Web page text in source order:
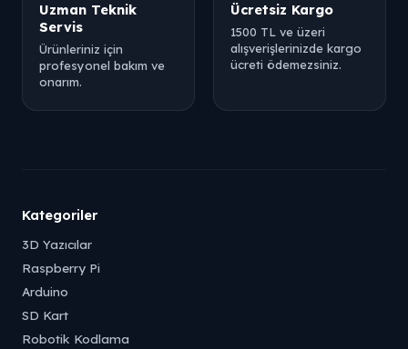
Uzman Teknik
Servis
Ürünleriniz için
profesyonel bakım ve
onarım.
Ücretsiz Kargo
1500 TL ve üzeri
alışverişlerinizde kargo
ücreti ödemezsiniz.
Kategoriler
3D Yazıcılar
Raspberry Pi
Arduino
SD Kart
Robotik Kodlama